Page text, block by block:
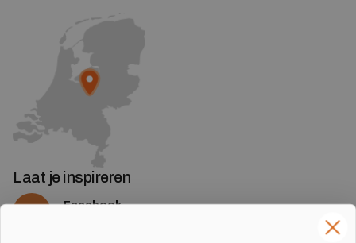
Laat je inspireren
Facebook